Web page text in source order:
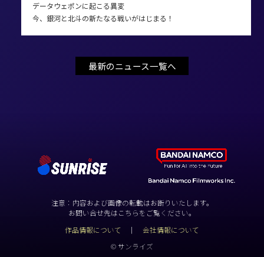
データウェポンに起こる異変
今、銀河と北斗の新たなる戦いがはじまる！
最新のニュース一覧へ
注意：内容および画像の転載はお断りいたします。
お問い合せ先はこちらをご覧ください。
作品情報について
会社情報について
© サンライズ